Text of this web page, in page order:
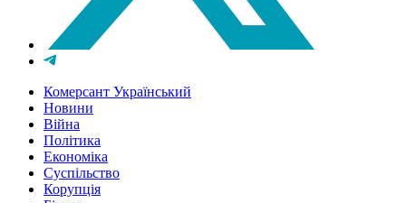
Комерсант Український
Новини
Війна
Політика
Економіка
Суспільство
Корупція